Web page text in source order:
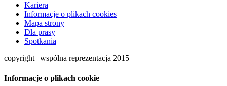
Kariera
Informacje o plikach cookies
Mapa strony
Dla prasy
Spotkania
copyright | wspólna reprezentacja 2015
Informacje o plikach cookie